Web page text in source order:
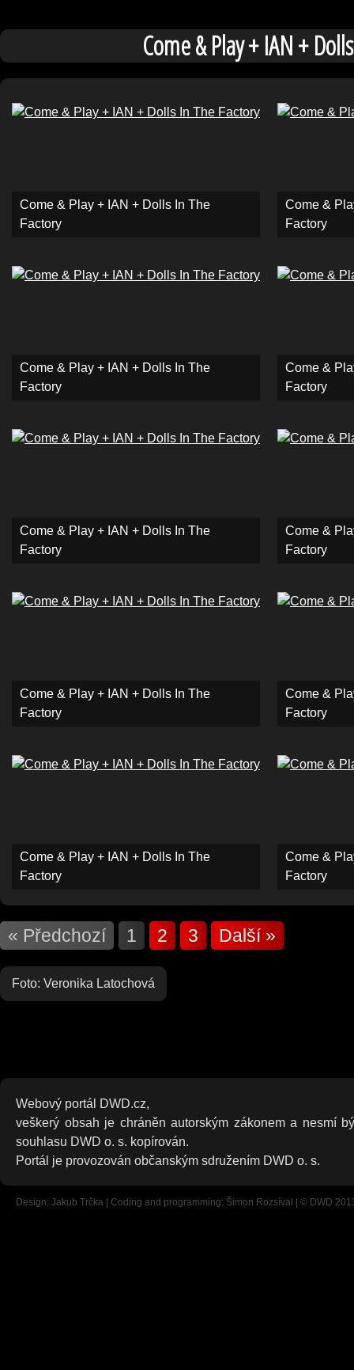
Come & Play + IAN +
Come & Play + IAN + Dolls In The
Factory
Come &
Factory
Come & Play + IAN + Dolls In The
Factory
Come &
Factory
Come & Play + IAN + Dolls In The
Factory
Come &
Factory
Come & Play + IAN + Dolls In The
Factory
Come &
Factory
Come & Play + IAN + Dolls In The
Factory
Come &
Factory
« Předchozí 1 2 3 Další »
Foto: Veronika Latochová
Webový portál DWD.cz,
veškerý obsah je chráněn autorským zákonem a nesmí
souhlasu DWD o. s. kopírován.
Portál je provozován občanským sdružením DWD o. s.
Design: Jakub Trčka | Coding and programming: Šimon Rozsíval | © DWD